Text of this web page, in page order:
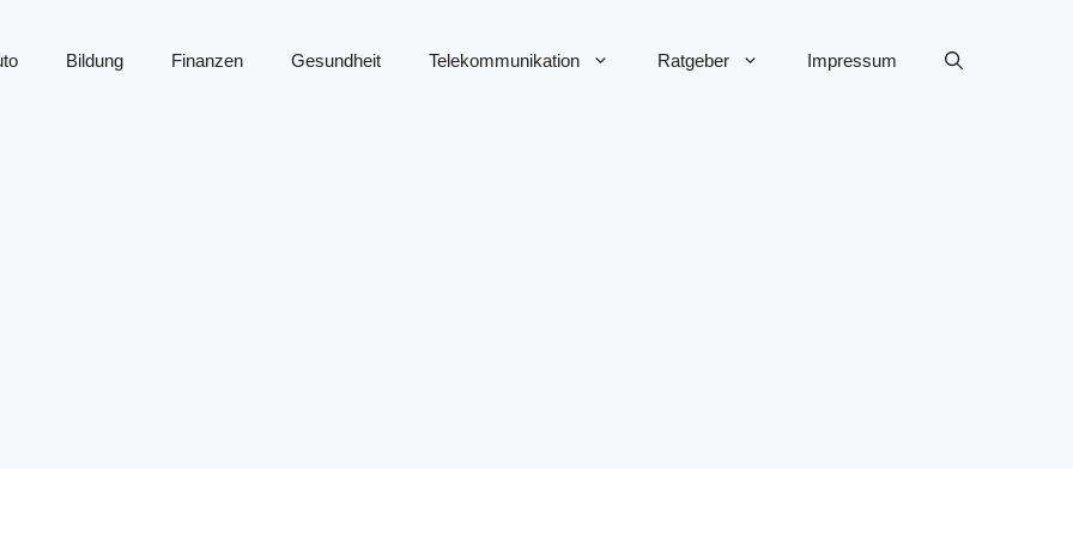
Bildung Finanzen Gesundheit Telekommunikation Ratgeber Impressum